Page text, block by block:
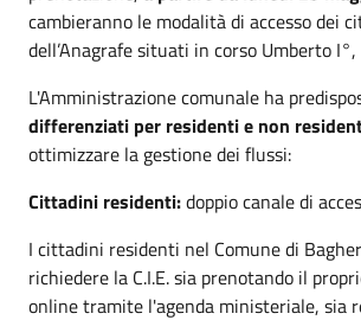
cambieranno le modalità di accesso dei
dell’Anagrafe situati in corso Umberto
L'Amministrazione comunale ha
differenziati per residenti e non
ottimizzare la gestione dei flussi:
Cittadini residenti:doppio canale di
I cittadini residenti nel Comune di
richiedere la C.I.E. sia prenotando il
online tramite l'agenda ministeriale, sia